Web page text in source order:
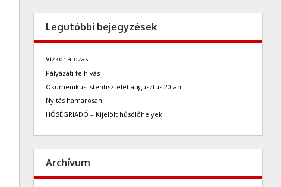
Legutóbbi bejegyzések
Vízkorlátozás
Pályázati felhívás
Ökumenikus istentisztelet augusztus 20-án
Nyitás hamarosan!
HŐSÉGRIADÓ – Kijelölt hűsölőhelyek
Archívum